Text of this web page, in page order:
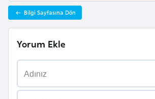
Bilgi Sayfasına Dön
Yorum Ekle
i
k
B
n